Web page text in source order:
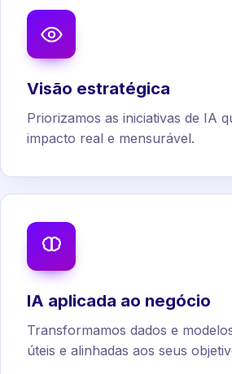
Visão estratégica
Priorizamos as iniciativas de IA
impacto real e mensurável.
IA aplicada ao negócio
Transformamos dados e
úteis e alinhadas aos seus